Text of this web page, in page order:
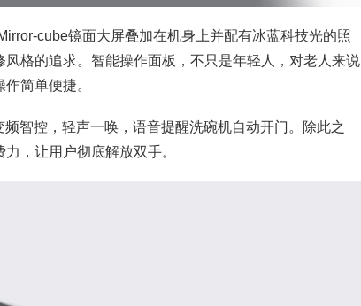
cube镜面大屏叠加在机身上并配有冰蓝科技光的照
格的追求。智能操作面板，不只是年轻人，对老人来说
简单便捷。
智控，轻声一唤，语音提醒洗碗机自动开门。除此之
，让用户彻底解放双手。